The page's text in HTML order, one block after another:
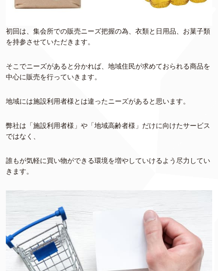
初回は、集会所での販売ニーズ把握の為、衣類と日用品、お菓子類
を持参させていただきます。
そこでニーズがあると分かれば、地域住民が求めておられる商品を
中心に販売を行っていきます。
地域には施設利用者様とは違ったニーズがあると思います。
弊社は「施設利用者様」や「地域高齢者様」だけに向けたサービス
ではなく、
誰もが気軽に買い物ができる環境を増やしていけるよう尽力してい
きます。